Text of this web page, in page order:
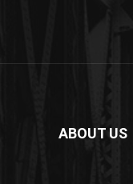
ABOUT US